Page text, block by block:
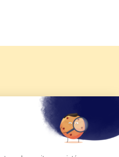
d'été 2026 de KTO
pastorale du pape Léon